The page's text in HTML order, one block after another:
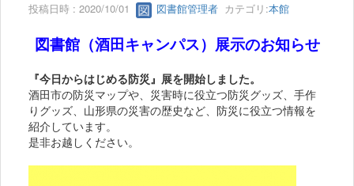
投稿日時 : 2020/10/01 図書館管理者 カテゴリ:本館
図書館（酒田キャンパス）展示のお知らせ
『今日からはじめる防災』展を開始しました。
酒田市の防災マップや、災害時に役立つ防災グッズ、手作
りグッズ、山形県の災害の歴史など、防災に役立つ情報を
紹介しています。
是非お越しください。